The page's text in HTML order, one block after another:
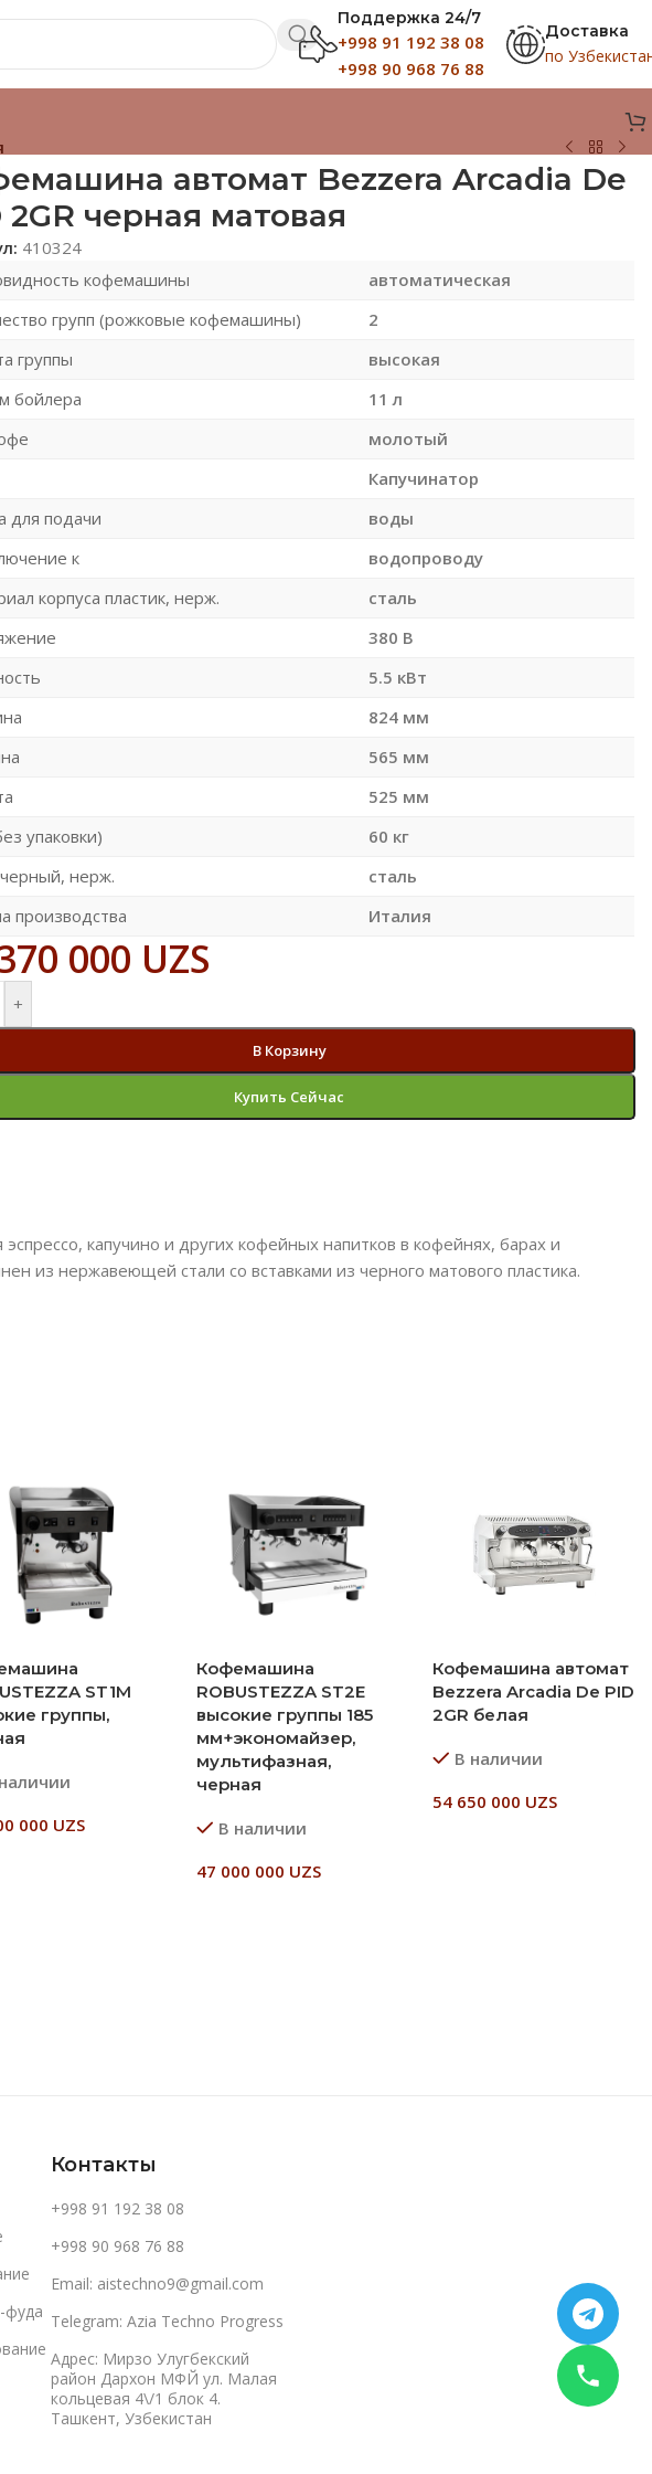
Поддержка 24/7
+998 91 192 38 08
+998 90 968 76 88
Доставка
по
автомат Bezzera Arcadia De
2GR черная матовая
410324
кофемашины
автоматическая
групп (рожковые кофемашины)
2
группы
высокая
бойлера
11 л
молотый
Капучинатор
для подачи
воды
к
водопроводу
корпуса пластик, нерж.
сталь
380 В
5.5 кВт
824 мм
565 мм
525 мм
упаковки)
60 кг
нерж.
сталь
производства
Италия
000 UZS
+
В Корзину
Купить Сейчас
капучино и других кофейных напитков в кофейнях, барах и
из нержавеющей стали со вставками из черного матового пластика.
ST1M
группы,
000 UZS
Кофемашина
ROBUSTEZZA ST2E
высокие группы 185
мм+экономайзер,
мультифазная,
черная
В наличии
47 000 000 UZS
Кофемашина автомат
Bezzera Arcadia De PID
2GR белая
В наличии
54 650 000 UZS
фуда
Контакты
+998 91 192 38 08
+998 90 968 76 88
Email: aistechno9@gmail.com
Telegram: Azia Techno Progress
Адрес: Мирзо Улугбекский
район Дархон МФЙ ул. Малая
кольцевая 4\/1 блок 4.
Ташкент, Узбекистан